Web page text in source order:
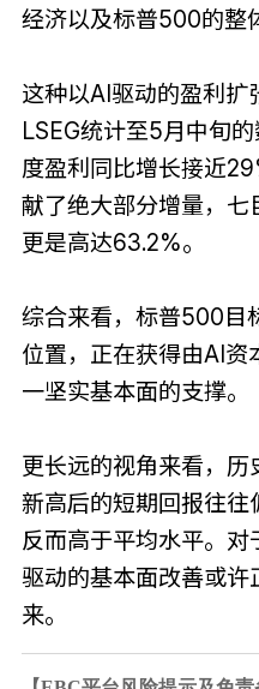
经济以及标普500的整
这种以AI驱动的盈利扩
LSEG统计至5月中旬
度盈利同比增长接近
献了绝大部分增量，
更是高达63.2%。
综合来看，标普500目
位置，正在获得由AI资
一坚实基本面的支撑。
更长远的视角来看，历
新高后的短期回报往
反而高于平均水平。
驱动的基本面改善或
来。